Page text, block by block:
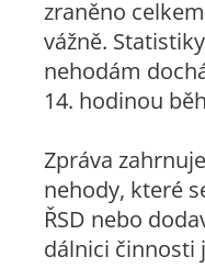
zraněno
vážně.
nehodám
14. hodinou
Zpráva
nehody, které
ŘSD nebo
dálnici činnosti